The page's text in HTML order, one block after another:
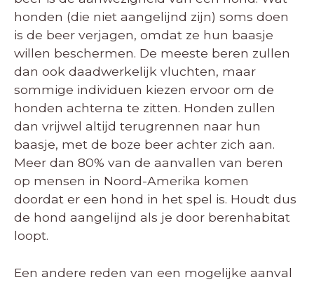
honden (die niet aangelijnd zijn) soms doen
is de beer verjagen, omdat ze hun baasje
willen beschermen. De meeste beren zullen
dan ook daadwerkelijk vluchten, maar
sommige individuen kiezen ervoor om de
honden achterna te zitten. Honden zullen
dan vrijwel altijd terugrennen naar hun
baasje, met de boze beer achter zich aan.
Meer dan 80% van de aanvallen van beren
op mensen in Noord-Amerika komen
doordat er een hond in het spel is. Houdt dus
de hond aangelijnd als je door berenhabitat
loopt.
Een andere reden van een mogelijke aanval